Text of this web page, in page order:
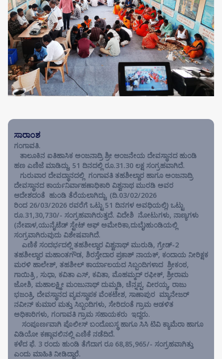
ಸಾರಾಂಶ
ಗಂಗಾವತಿ.
ತಾಲೂಕಿನ ಐತಿಹಾಸಿಕ ಅಂಜನಾದ್ರಿ ಶ್ರೀ ಆಂಜನೇಯ ದೇವಸ್ಥಾನದ ಹುಂಡಿ
ಹಣ ಎಣಿಜೆ ಮಾಡಿದ್ದು, 51 ದಿನದಲ್ಲಿ ರೂ.31.30 ಲಕ್ಷ ಸಂಗ್ರಹವಾಗಿದೆ.
ಗುರುವಾರ ದೇವದ್ಥಾನದಲ್ಲಿ ಗಂಗಾವತಿ ತಹಶೀಲ್ದಾರ ಹಾಗೂ ಅಂಜನಾದ್ರಿ
ದೇವಸ್ಥಾನದ ಕಾರ್ಯನಿರ್ವಾಹಣಾಧಿಕಾರಿ ವಿಶ್ವನಾಥ ಮುರಡಿ ಅವರ
ಆದೇಶದಂತೆ ಹುಂಡಿ ತೆರೆಯಲಾಗಿದ್ದು. (ದಿ.03/02/2026
ರಿಂದ 26/03/2026 ರವರೆಗೆ ಒಟ್ಟು 51 ದಿನಗಳ ಅವಧಿಯಲ್ಲಿ) ಒಟ್ಟು
ರೂ.31,30,730/- ಸಂಗ್ರಹವಾಗಿರುತ್ತದೆ. ವಿದೇಶಿ ನೋಟುಗಳು, ನಾಣ್ಯಗಳು
(ನೇಪಾಳ,ಯುನೈಟೆಡ್ ಸ್ಟೇಟ್ ಆಫ್ ಅಮೇರಿಕಾ,ದುಬೈ)ಹುಂಡಿಯಲ್ಲಿ
ಸಂಗ್ರವಾಗಿರುವುದು ವಿಶೇಷವಾಗಿದೆ.
ಎಣಿಕೆ ಸಂದರ್ಭದಲ್ಲಿ ತಹಶೀಲ್ದಾರ ವಿಶ್ವನಾಥ್ ಮುರುಡಿ, ಗ್ರೇಡ್-2
ತಹಶೀಲ್ದಾರ ಮಹಾಂತಗೌಡ, ಶಿರಸ್ತೇದಾರ ಪ್ರಕಾಶ್ ನಾಯಕ್, ಕಂದಾಯ ನೀರಿಕ್ಷಕ
ಮರಳಿ ಹಾಲೇಶ್, ತಹಶೀಲ್ ಕಾರ್ಯಾಲಯದ ಸಿಬ್ಬಂದಿಗಳಾದ ಶ್ರೀಕಂಠ,
ಗಾಯಿತ್ರಿ , ಸುಧಾ, ಕವಿತಾ ಎಸ್, ಕವಿತಾ, ಮೊಹಮ್ಮದ್ ರಫೀಕ್, ಶ್ರೀರಾಮ
ಜೋಶಿ, ಮಹಾಲಕ್ಷ್ಮೀ ಮಂಜುನಾಥ್ ದುಮ್ಮಡಿ, ಚೆನ್ನಪ್ಪ, ವೀರಯ್ಯ, ರಾಜು
ಭಜಂತ್ರಿ, ದೇವಸ್ಥಾನದ ವ್ಯವಸ್ಥಾಪಕ ವೆಂಕಟೇಶ, ಸಾಣಾಪುರ ಮ್ಯಾನೇಜರ್
ನವೀನ್ ಕುಮಾರ ಮತ್ತು ಸಿಬ್ಬಂದಿಗಳು, ಸೇರಿದಂತೆ ಗ್ರಾಮ ಆಡಳಿತ
ಅಧಿಕಾರಿಗಳು, ಗಂಗಾವತಿ ಗ್ರಾಮ ಸಹಾಯಕರು ಇದ್ದರು.
ಸಂಪೂರ್ಣವಾಗಿ ಪೊಲೀಸ್ ಬಂದೊಬಸ್ಥ ಹಾಗೂ ಸಿಸಿ ಟಿವಿ ಕ್ಯಾಮೆರಾ ಹಾಗೂ
ವಿಡಿಯೋ ಕಣ್ಗಾವಲಿನಲ್ಲಿ ಎಣಿಕೆ ನಡೆದಿದೆ.
ಕಳೆದ ಫೆ. 3 ರಂದು ಹುಂಡಿ ತೆಗೆದಾಗ ರೂ 68,85,965/- ಸಂಗ್ರಹವಾಗಿತ್ತು
ಎಂದು ಮಾಹಿತಿ ನೀಡಿದ್ದಾರೆ.